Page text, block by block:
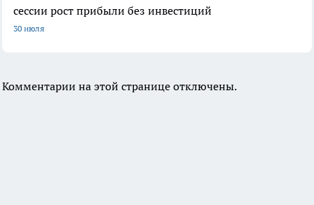
сессии рост прибыли без инвестиций
30 июля
Комментарии на этой странице отключены.